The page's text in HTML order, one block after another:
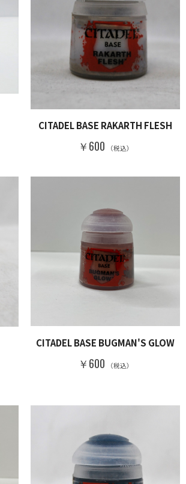
CITADEL BASE RAKARTH FLESH
￥600 （税込）
CITADEL BASE BUGMAN'S GLOW
￥600 （税込）